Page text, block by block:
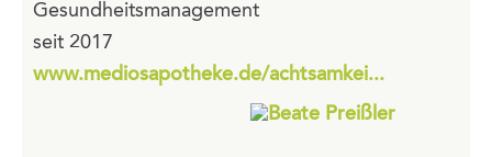
Gesundheitsmanagement
seit 2017
www.mediosapotheke.de/achtsamkei...